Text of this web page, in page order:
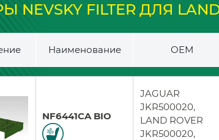
FILTER ДЛЯ LAND
Наименование ОЕМ
NF6441CA BIO
JAGUAR
JKR500020,
LAND ROVER
JKR500020,